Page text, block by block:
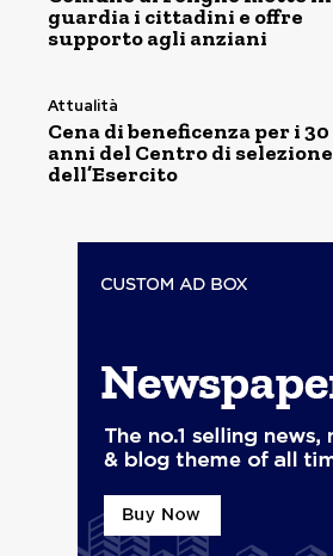
guardia i cittadini e offre
supporto agli anziani
Attualità
Cena di beneficenza per i 30
anni del Centro di selezione
dell’Esercito